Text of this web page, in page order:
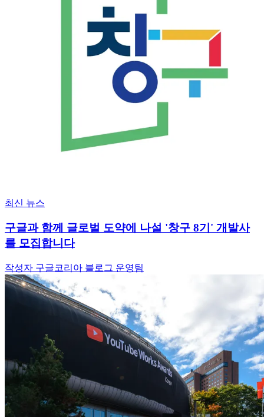
최신 뉴스
구글과 함께 글로벌 도약에 나설 '창구 8기' 개발사
를 모집합니다
작성자 구글코리아 블로그 운영팀